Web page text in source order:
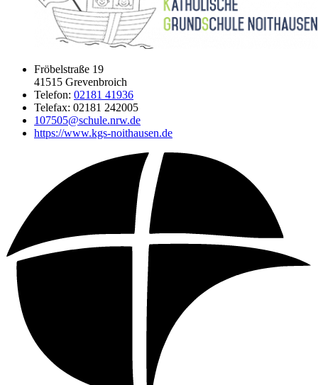
Fröbelstraße 19
41515 Grevenbroich
Telefon: 02181 41936
Telefax: 02181 242005
107505@schule.nrw.de
https://www.kgs-noithausen.de